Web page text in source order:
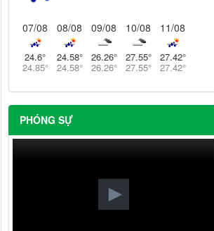
07/08
24.6°
24.85°
08/08
24.58°
24.58°
09/08
26.26°
26.26°
10/08
27.55°
27.55°
11/08
27.42°
27.42°
PHÓNG SỰ